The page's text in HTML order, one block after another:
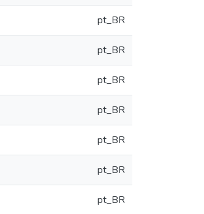
pt_BR
pt_BR
pt_BR
pt_BR
pt_BR
pt_BR
pt_BR